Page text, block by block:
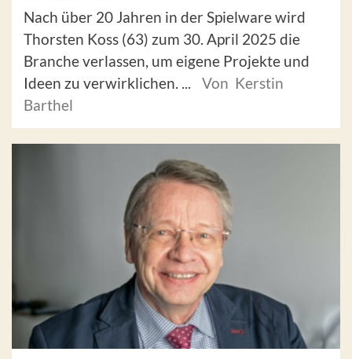
Nach über 20 Jahren in der Spielware wird
Thorsten Koss (63) zum 30. April 2025 die
Branche verlassen, um eigene Projekte und
Ideen zu verwirklichen. ...
Von Kerstin
Barthel